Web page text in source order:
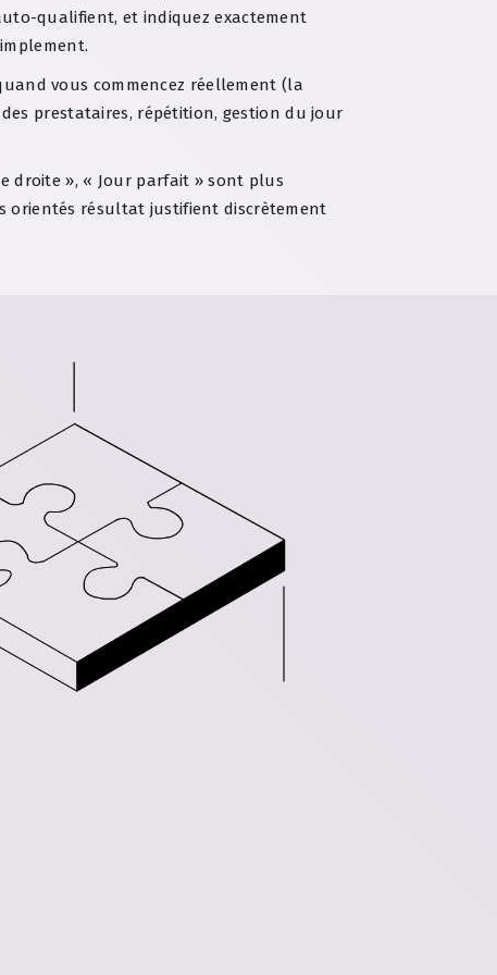
qualifient, et indiquez exactement
vous commencez réellement (la
prestataires, répétition, gestion du jour
droite », « Jour parfait » sont plus
orientés résultat justifient discrètement